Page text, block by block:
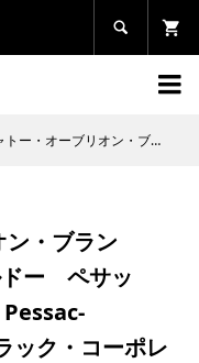


Brion Blanc ボルドー ペサック・レオニャン Bordeaux Pessac-Leognan 750ml 輸入元：ラック・コーポレーション
・ブラン
ー ペサッ
ック・コーポレ